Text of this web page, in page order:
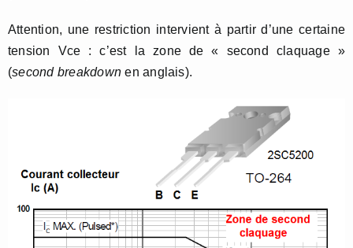
Attention, une restriction intervient à partir d’une certaine
tension Vce : c’est la zone de « second claquage »
(second breakdown en anglais).